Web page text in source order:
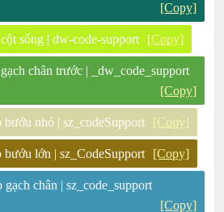
[Copy]
sống | dw-code-support [Copy]
chân trước | _dw_code_support
[Copy]
nhỏ | sz_codeSupport [Copy]
lớn | sz_CodeSupport [Copy]
chân | sz_code_support
[Copy]